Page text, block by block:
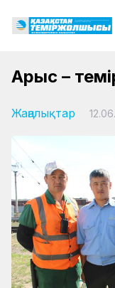
Арыс –
Жаңалықтар